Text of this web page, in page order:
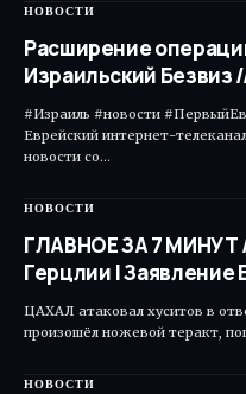
НОВОСТИ
Расширение
Израильский
#Израиль #новости
Еврейский интернет-
новости со…
НОВОСТИ
ГЛАВНОЕ ЗА 7 МИНУТ
Герцлии | Заявление
ЦАХАЛ атаковал хуситов в
произошёл ножевой теракт,
НОВОСТИ